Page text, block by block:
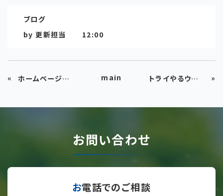
ブログ
by更新担当 12:00
« ホームページをリニューアルいたしました。 main トライやるウイーク終了しました »
お問い合わせ
お電話でのご相談